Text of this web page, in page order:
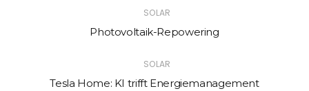
SOLAR
Photovoltaik-Repowering
SOLAR
Tesla Home: KI trifft Energiemanagement